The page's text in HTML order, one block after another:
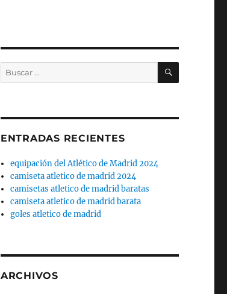
Buscar
por:
BUSCAR
ENTRADAS RECIENTES
equipación del Atlético de Madrid 2024
camiseta atletico de madrid 2024
camisetas atletico de madrid baratas
camiseta atletico de madrid barata
goles atletico de madrid
ARCHIVOS